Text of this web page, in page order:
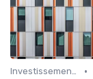
Investissements Immobiliers Stratégiques •